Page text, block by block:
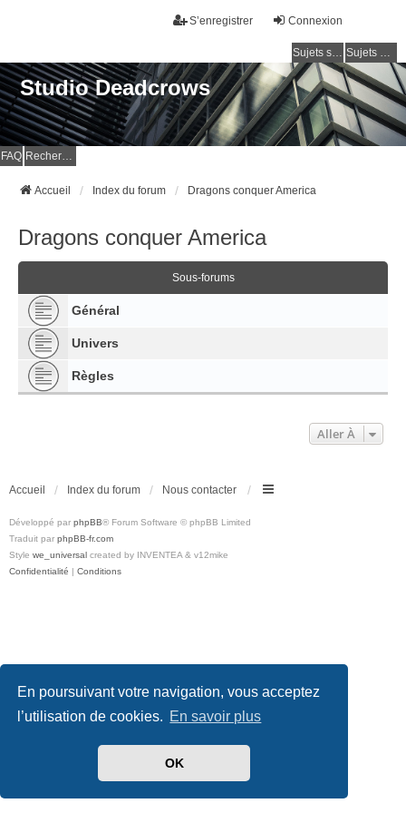
En poursuivant votre navigation, vous acceptez
l’utilisation de cookies. En savoir plus
OK
Connexion
S’enregistrer
Sujets sans réponse Sujets actifs
Studio Deadcrows
FAQ Rechercher
Accueil Index du forum Dragons conquer America
Dragons conquer America
Sous-forums
Général
Univers
Règles
Aller À
Accueil Index du forum Nous contacter
Développé par phpBB® Forum Software © phpBB Limited
Traduit par phpBB-fr.com
Style we_universal created by INVENTEA & v12mike
Confidentialité | Conditions